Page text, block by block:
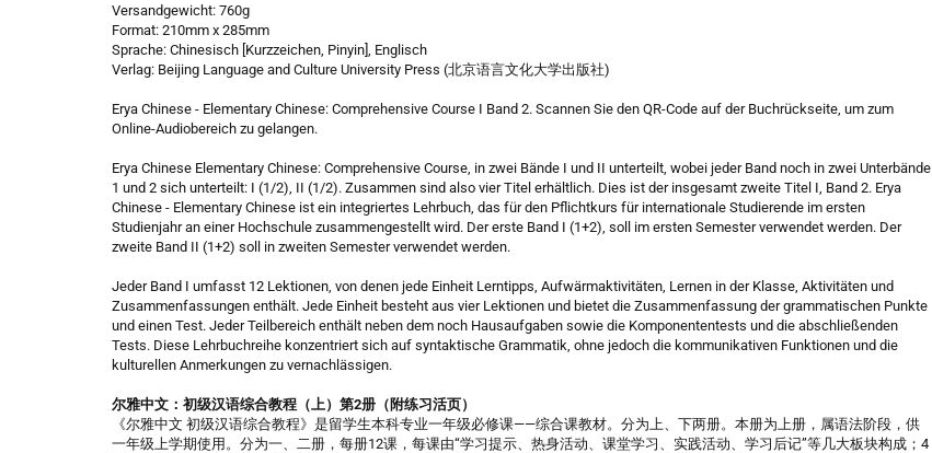
Versandgewicht: 760g
Format: 210mm x 285mm
Sprache: Chinesisch [Kurzzeichen, Pinyin], Englisch
Verlag: Beijing Language and Culture University Press (北京语言文化大学出版社)
Erya Chinese - Elementary Chinese: Comprehensive Course I Band 2. Scannen Sie den QR-Code auf der Buchrückseite, um zum
Online-Audiobereich zu gelangen.
Erya Chinese Elementary Chinese: Comprehensive Course, in zwei Bände I und II unterteilt, wobei jeder Band noch in zwei Unterbände
1 und 2 sich unterteilt: I (1/2), II (1/2). Zusammen sind also vier Titel erhältlich. Dies ist der insgesamt zweite Titel I, Band 2. Erya
Chinese - Elementary Chinese ist ein integriertes Lehrbuch, das für den Pflichtkurs für internationale Studierende im ersten
Studienjahr an einer Hochschule zusammengestellt wird. Der erste Band I (1+2), soll im ersten Semester verwendet werden. Der
zweite Band II (1+2) soll in zweiten Semester verwendet werden.
Jeder Band I umfasst 12 Lektionen, von denen jede Einheit Lerntipps, Aufwärmaktivitäten, Lernen in der Klasse, Aktivitäten und
Zusammenfassungen enthält. Jede Einheit besteht aus vier Lektionen und bietet die Zusammenfassung der grammatischen Punkte
und einen Test. Jeder Teilbereich enthält neben dem noch Hausaufgaben sowie die Komponententests und die abschließenden
Tests. Diese Lehrbuchreihe konzentriert sich auf syntaktische Grammatik, ohne jedoch die kommunikativen Funktionen und die
kulturellen Anmerkungen zu vernachlässigen.
尔雅中文：初级汉语综合教程（上）第2册（附练习活页）
《尔雅中文 初级汉语综合教程》是留学生本科专业一年级必修课——综合课教材。分为上、下两册。本册为上册，属语法阶段，供
一年级上学期使用。分为一、二册，每册12课，每课由“学习提示、热身活动、课堂学习、实践活动、学习后记”等几大板块构成；4